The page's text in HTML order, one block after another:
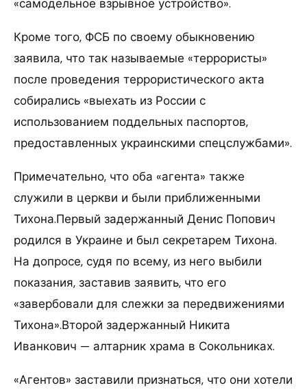
«самодельное взрывное устройство».
Кроме того, ФСБ по своему обыкновению
заявила, что так называемые «террористы»
после проведения террористического акта
собирались «выехать из России с
использованием поддельных паспортов,
предоставленных украинскими спецслужбами».
Примечательно, что оба «агента» также
служили в церкви и были приближенными
Тихона.Первый задержанный Денис Попович
родился в Украине и был секретарем Тихона.
На допросе, судя по всему, из него выбили
показания, заставив заявить, что его
«завербовали для слежки за передвижениями
Тихона».Второй задержанный Никита
Иванкович — алтарник храма в Сокольниках.
«Агентов» заставили признаться, что они хотели